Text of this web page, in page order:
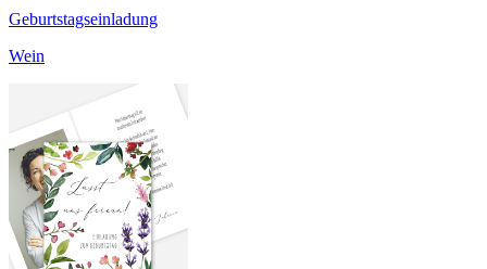
Geburtstagseinladung
Wein